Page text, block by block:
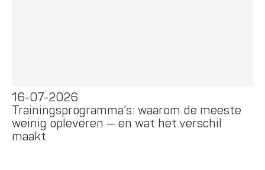
16-07-2026
Trainingsprogramma’s: waarom de meeste
weinig opleveren — en wat het verschil
maakt